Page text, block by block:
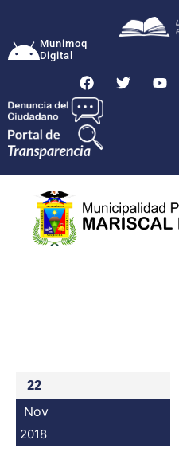
Munimoq
Digital
22
Nov
2018